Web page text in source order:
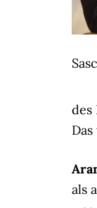
des
als